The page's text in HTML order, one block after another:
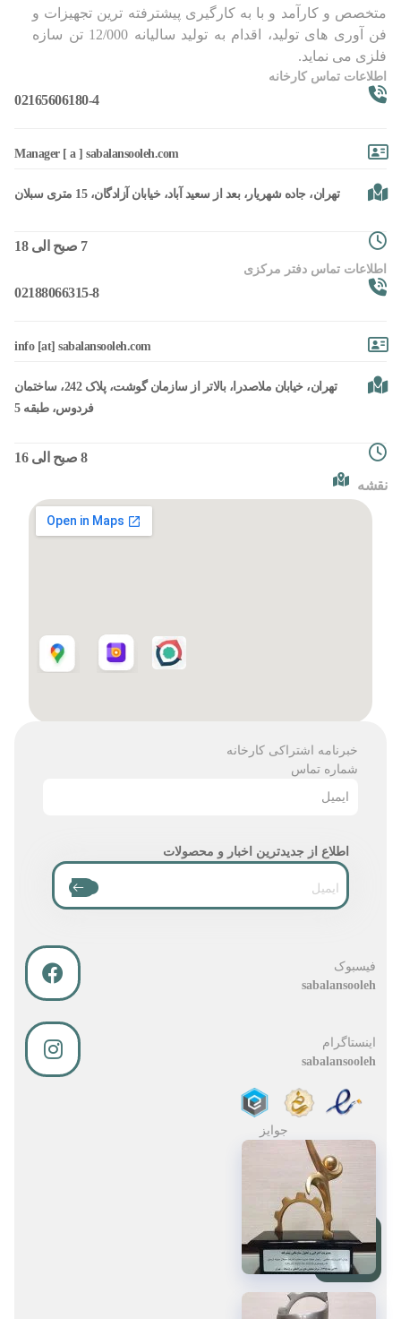
متخصص و کارآمد و با به کارگیری پیشترفته ترین تجهیزات و
فن آوری های تولید، اقدام به تولید سالیانه 12/000 تن سازه
فلزی می نماید.
اطلاعات تماس کارخانه
02165606180-4
Manager [ a ] sabalansooleh.com
تهران، جاده شهریار، بعد از سعید آباد، خیابان آزادگان، 15 متری سبلان
7 صبح الی 18
اطلاعات تماس دفتر مرکزی
02188066315-8
info [at] sabalansooleh.com
تهران، خیابان ملاصدرا، بالاتر از سازمان گوشت، پلاک 242، ساختمان
فردوس، طبقه 5
8 صبح الی 16
نقشه
خبرنامه اشتراکی کارخانه
شماره تماس
ایمیل
اطلاع از جدیدترین اخبار و محصولات
فیسبوک
sabalansooleh
اینستاگرام
sabalansooleh
جوایز